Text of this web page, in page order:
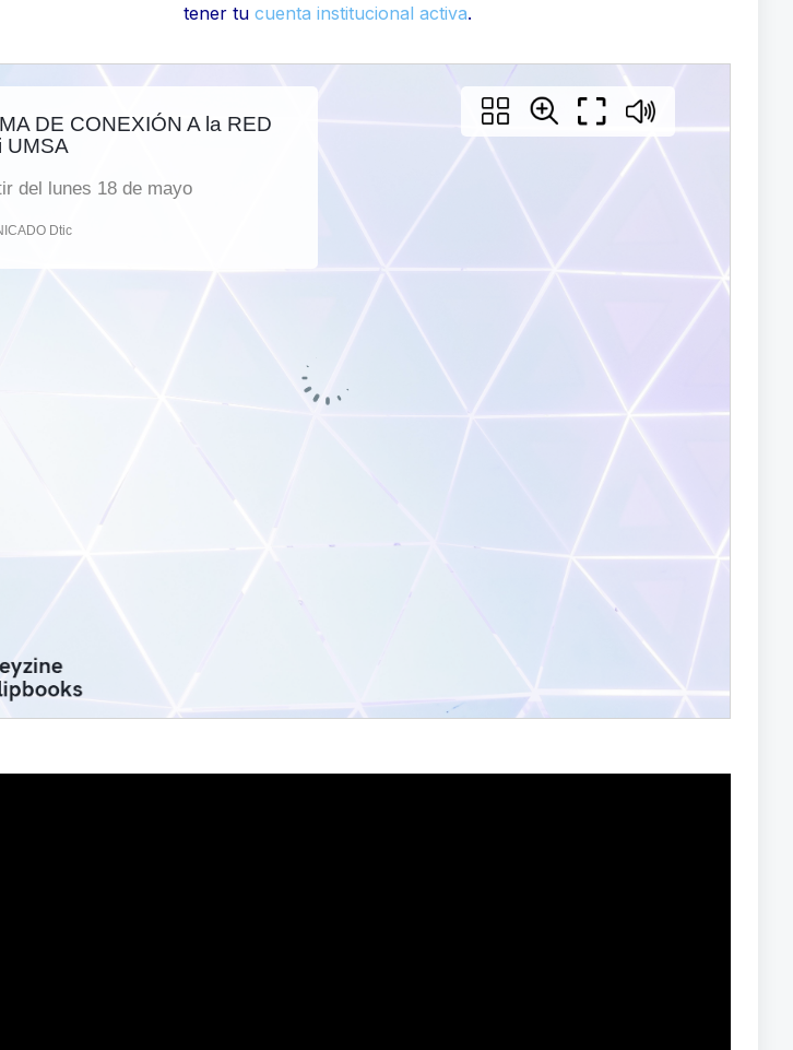
tener tu cuenta institucional activa.